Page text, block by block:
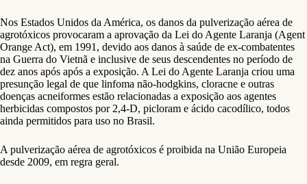
Nos Estados Unidos da América, os danos da pulverização aérea de
agrotóxicos provocaram a aprovação da Lei do Agente Laranja (Agent
Orange Act), em 1991, devido aos danos à saúde de ex-combatentes
na Guerra do Vietnã e inclusive de seus descendentes no período de
dez anos após após a exposição. A Lei do Agente Laranja criou uma
presunção legal de que linfoma não-hodgkins, cloracne e outras
doenças acneiformes estão relacionadas a exposição aos agentes
herbicidas compostos por 2,4-D, picloram e ácido cacodílico, todos
ainda permitidos para uso no Brasil.
A pulverização aérea de agrotóxicos é proibida na União Europeia
desde 2009, em regra geral.